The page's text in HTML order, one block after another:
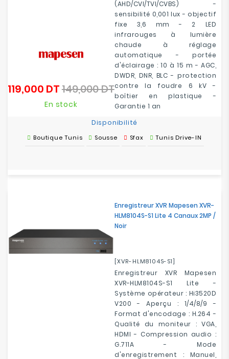
(AHD/CVI/TVI/CVBS) -
sensibilité 0,001 lux - objectif
fixe 3,6 mm - 2 LED
infrarouges à lumière
chaude à réglage
automatique - portée
d'éclairage : 10 à 15 m - AGC,
DWDR, DNR, BLC - protection
contre la foudre 6 kV -
boîtier en plastique -
Garantie 1 an
119,000 DT Prix
base
149,000 DTPrix
En stock
Disponibilité
Boutique Tunis Sousse Sfax Tunis Drive-IN
Enregistreur XVR Mapesen XVR-
HLM8104S-S1 Lite 4 Canaux 2MP /
Noir
[XVR-HLM8104S-S1]
Enregistreur XVR Mapesen
XVR-HLM8104S-S1 Lite -
Système opérateur : Hi3520D
V200 - Aperçu : 1/4/8/9 -
Format d'encodage : H.264 -
Qualité du moniteur : VGA,
HDMI - Compression audio :
G.711A - Mode
d'enregistrement : Manuel,